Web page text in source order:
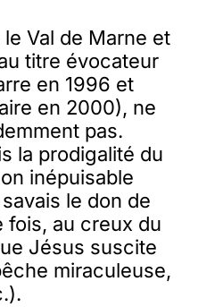
le Val de Marne et
titre évocateur
en 1996 et
en 2000), ne
pas.
la prodigalité du
inépuisable
le don de
fois, au creux du
Jésus suscite
miraculeuse,